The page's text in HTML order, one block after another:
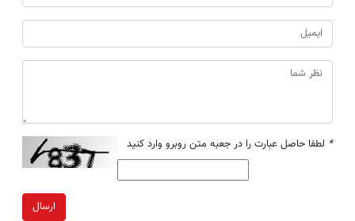
* لطفا حاصل عبارت را در جعبه متن روبرو وارد کنید
ارسال